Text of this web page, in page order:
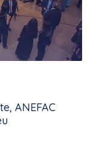
ANEFAC